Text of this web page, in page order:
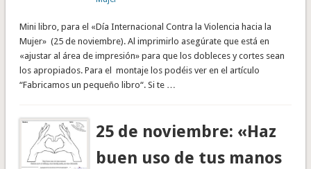
Mini libro, para el «Día Internacional Contra la Violencia hacia la
Mujer» (25 de noviembre). Al imprimirlo asegúrate que está en
«ajustar al área de impresión» para que los dobleces y cortes sean
los apropiados. Para el montaje los podéis ver en el artículo
“Fabricamos un pequeño libro“. Si te …
25 de noviembre: «Haz
buen uso de tus manos